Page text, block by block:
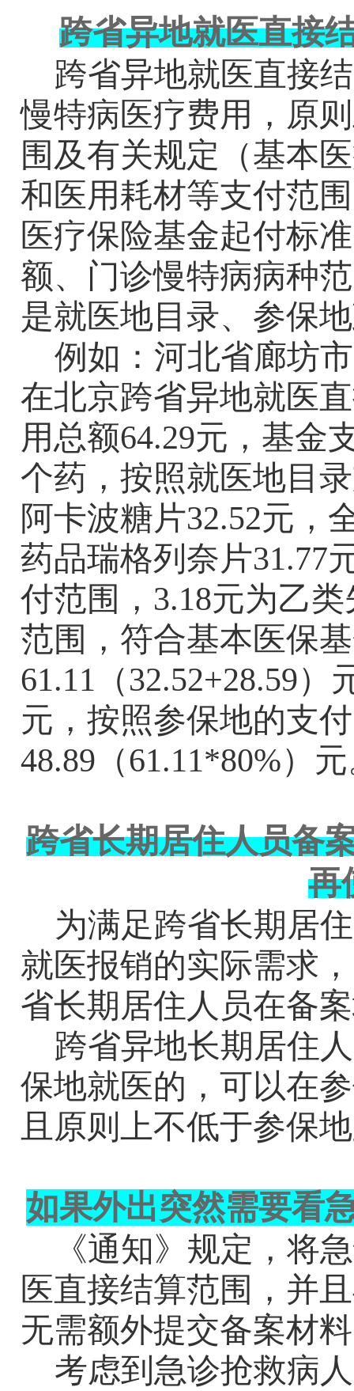
跨省异地就医直接
跨省异地就医直接
慢特病医疗费用，原
围及有关规定（基本
和医用耗材等支付范
医疗保险基金起付标
额、门诊慢特病病种
是就医地目录、参保
例如：河北省廊坊
在北京跨省异地就医
用总额64.29元，基金
个药，按照就医地目
阿卡波糖片32.52元，
药品瑞格列奈片31.77
付范围， 3.18元为乙
范围，符合基本医保
61.11 （32.52+28.59）
元，按照参保地的支
48.89 （61.11*80%）
跨省长期居住人员备
再
为满足跨省长期居
就医报销的实际需求
省长期居住人员在备
跨省异地长期居住
保地就医的，可以在
且原则上不低于参保
如果外出突然需要看
《通知》规定，将
医直接结算范围，并
无需额外提交备案材
考虑到急诊抢救病